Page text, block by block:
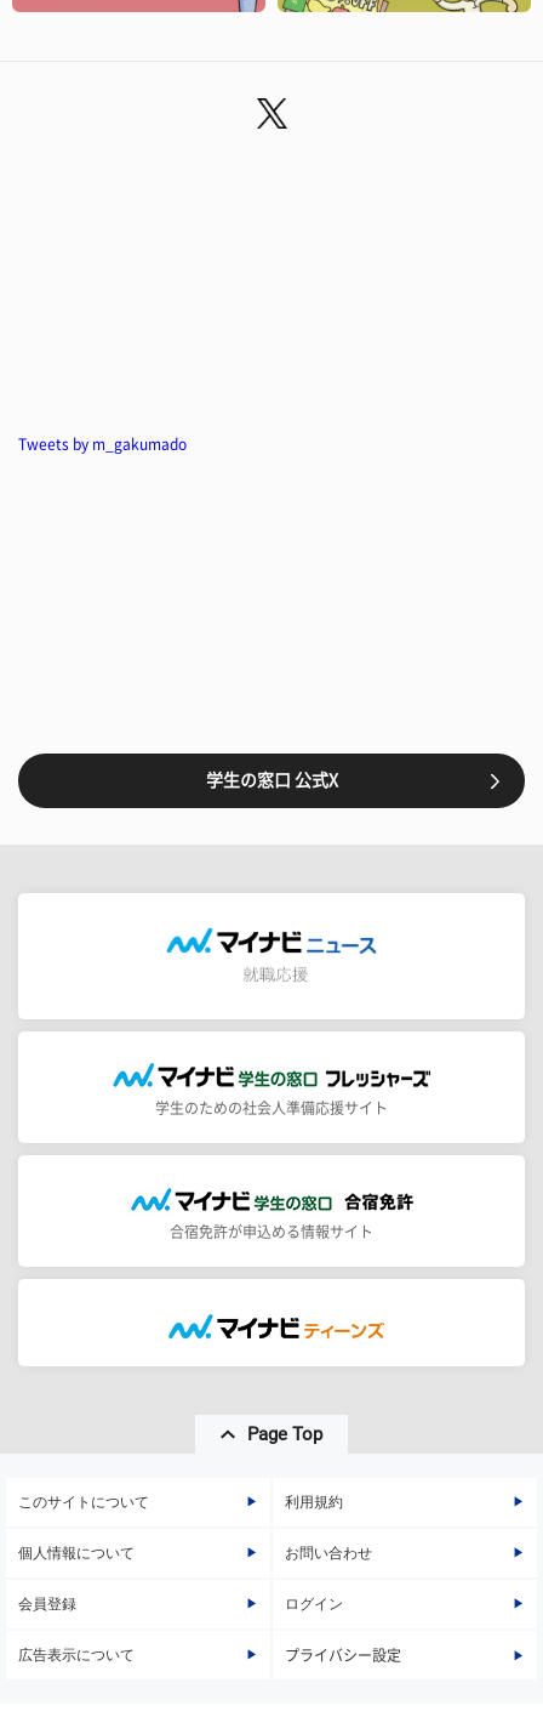
Tweets by m_gakumado
学生の窓口 公式X
学生のための社会人準備応援サイト
合宿免許が申込める情報サイト
Page Top
このサイトについて 利用規約
個人情報について お問い合わせ
会員登録 ログイン
広告表示について プライバシー設定